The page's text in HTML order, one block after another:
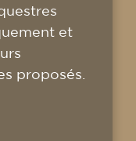
et
proposés.